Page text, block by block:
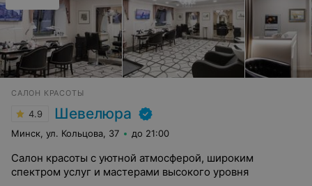
САЛОН КРАСОТЫ
4.9 Шевелюра
Минск, ул. Кольцова, 37 до 21:00
Салон красоты с уютной атмосферой, широким
спектром услуг и мастерами высокого уровня